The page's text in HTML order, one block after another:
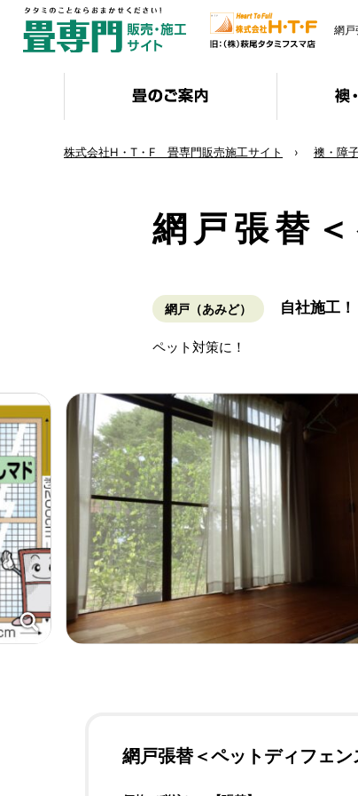
網戸
株式会社H・T・F 畳専門販売施工サイト 襖・障
網戸張替
網戸（あみど） 自社施工！
ペット対策に！
網戸張替＜ペットディフェ